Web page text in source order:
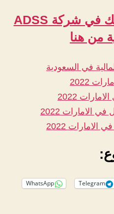
قر هنا لفتح حسابك في شركة ADSS
من هنا
في السعودية
2022
2022
الامارات 2022
2022
Telegram
WhatsApp